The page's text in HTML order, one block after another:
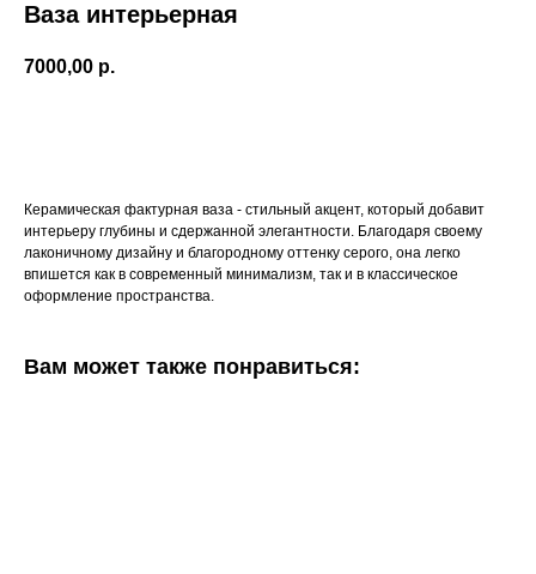
Ваза интерьерная
7000,00 р.
Керамическая фактурная ваза - стильный акцент, который добавит
интерьеру глубины и сдержанной элегантности. Благодаря своему
лаконичному дизайну и благородному оттенку серого, она легко
впишется как в современный минимализм, так и в классическое
оформление пространства.
Вам может также понравиться: